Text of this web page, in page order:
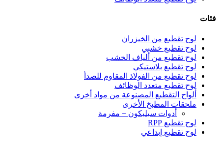
فئات
لوح تقطيع من الخيزران
لوح تقطيع خشبي
لوح تقطيع من ألياف الخشب
لوح تقطيع بلاستيكي
لوح تقطيع من الفولاذ المقاوم للصدأ
لوح تقطيع متعدد الوظائف
ألواح التقطيع المصنوعة من مواد أخرى
ملحقات المطبخ الأخرى
أدوات سيليكون + مفرمة
لوح تقطيع RPP
لوح تقطيع إبداعي